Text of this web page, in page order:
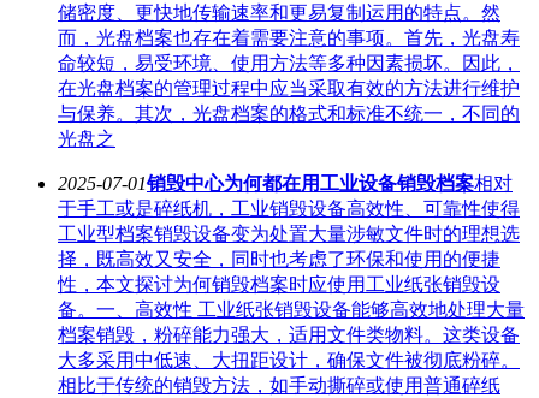
储密度、更快地传输速率和更易复制运用的特点。然
而，光盘档案也存在着需要注意的事项。首先，光盘寿
命较短，易受环境、使用方法等多种因素损坏。因此，
在光盘档案的管理过程中应当采取有效的方法进行维护
与保养。其次，光盘档案的格式和标准不统一，不同的
光盘之
2025-07-01销毁中心为何都在用工业设备销毁档案相对
于手工或是碎纸机，工业销毁设备高效性、可靠性使得
工业型档案销毁设备变为处置大量涉敏文件时的理想选
择，既高效又安全，同时也考虑了环保和使用的便捷
性，本文探讨为何销毁档案时应使用工业纸张销毁设
备。一、高效性 工业纸张销毁设备能够高效地处理大量
档案销毁，粉碎能力强大，适用文件类物料。这类设备
大多采用中低速、大扭距设计，确保文件被彻底粉碎。
相比于传统的销毁方法，如手动撕碎或使用普通碎纸